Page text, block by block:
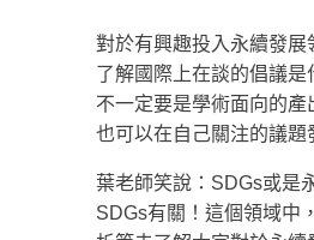
對於有興趣投入永續發
了解國際上在談的倡議
不一定要是學術面向的
也可以在自己關注的議題
葉老師笑說：SDGs或是
SDGs有關！這個領域中